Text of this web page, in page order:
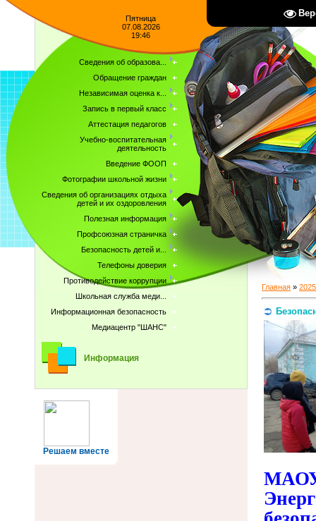
Пятница
07.08.2026
19:46
Сведения об образова...
Обращение граждан
Независимая оценка к...
Запись в первый класс
Аттестация педагогов
Учебно-воспитательная
деятельность
Введение ФООП
Фотографии школьной жизни
Сведения об организациях отдыха
детей и их оздоровления
Полезная информация
Профсоюзная страничка
Безопасность детей и...
Телефоны доверия
Противодействие коррупции
Школьная служба меди...
Информационная безопасность
Медиацентр "ШАНС"
Информация
Решаем вместе
Главная » 2025